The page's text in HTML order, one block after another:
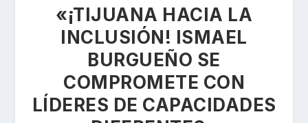
«¡TIJUANA HACIA LA
INCLUSIÓN! ISMAEL
BURGUEÑO SE
COMPROMETE CON
LÍDERES DE CAPACIDADES